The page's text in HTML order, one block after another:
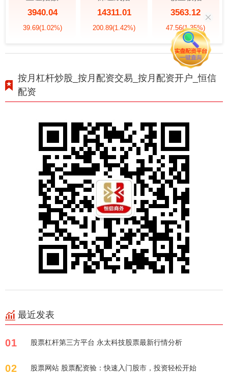
3940.04
39.69(1.02%)
14311.01
200.89(1.42%)
3563.12
47.56(1.35%)
按月杠杆炒股_按月配资交易_按月配资开户_恒信
配资
最近发表
01 股票杠杆第三方平台 永太科技股票最新行情分析
02 股票网站 股票配资验：快速入门股市，投资轻松开始